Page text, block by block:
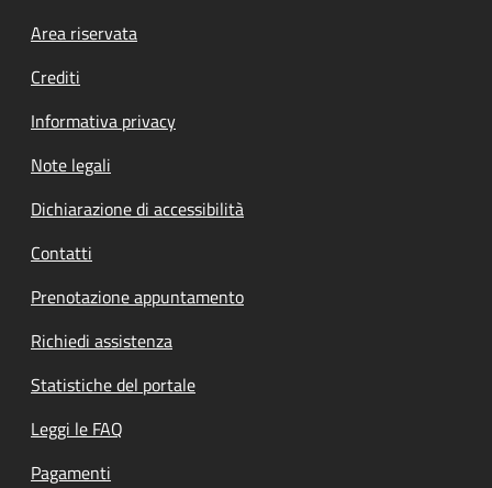
Footer menu
Area riservata
Crediti
Informativa privacy
Note legali
Dichiarazione di accessibilità
Contatti
Prenotazione appuntamento
Richiedi assistenza
Statistiche del portale
Leggi le FAQ
Pagamenti